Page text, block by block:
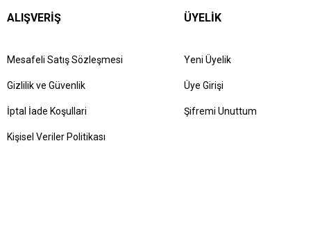
ALIŞVERİŞ
Mesafeli Satış Sözleşmesi
Gizlilik ve Güvenlik
İptal İade Koşullari
Kişisel Veriler Politikası
ÜYELİK
Yeni Üyelik
Üye Girişi
Şifremi Unuttum